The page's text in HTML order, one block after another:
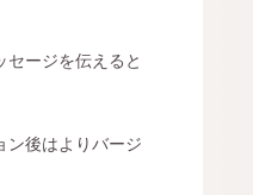
ージを伝えると
ン後はよりバージ